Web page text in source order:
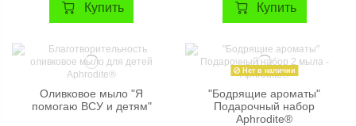
Купить Купить
Оливковое мыло "Я
помогаю ВСУ и детям"
Нет в наличии
"Бодрящие ароматы"
Подарочный набор
Aphrodite®